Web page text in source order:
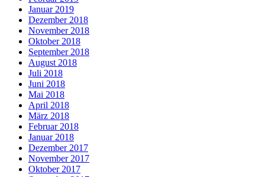
Januar 2019
Dezember 2018
November 2018
Oktober 2018
September 2018
August 2018
Juli 2018
Juni 2018
Mai 2018
April 2018
März 2018
Februar 2018
Januar 2018
Dezember 2017
November 2017
Oktober 2017